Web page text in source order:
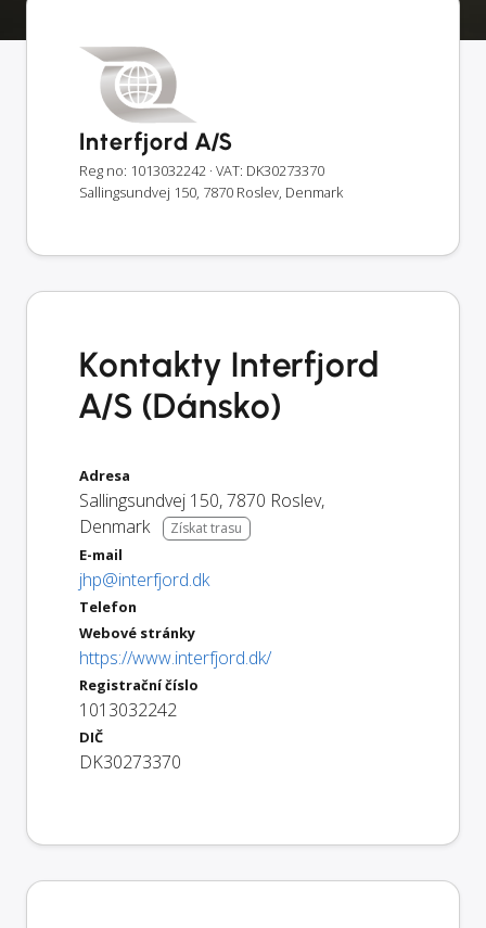
Interfjord A/S
Reg no: 1013032242 · VAT: DK30273370
Sallingsundvej 150, 7870 Roslev, Denmark
Kontakty Interfjord
A/S (Dánsko)
Adresa
Sallingsundvej 150,7870 Roslev,
Denmark
Získat trasu
E-mail
jhp@interfjord.dk
Telefon
Webové stránky
https://www.interfjord.dk/
Registrační číslo
1013032242
DIČ
DK30273370